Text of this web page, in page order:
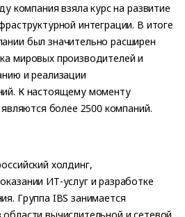
компания взяла курс на развитие
интеграции. В итоге
был значительно расширен
мировых производителей и
и реализации
К настоящему моменту
более 2500 компаний.
холдинг,
ИТ-услуг и разработке
Группа IBS занимается